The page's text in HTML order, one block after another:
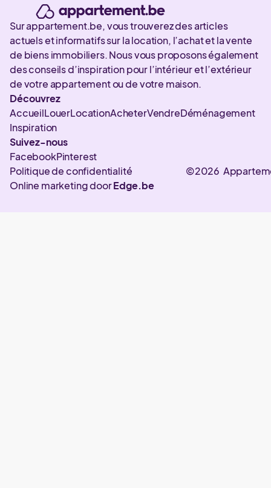
Sur appartement.be, vous trouverez des articles
actuels et informatifs sur la location, l’achat et la vente
de biens immobiliers. Nous vous proposons également
des conseils d’inspiration pour l’intérieur et l’extérieur
de votre appartement ou de votre maison.
Découvrez
AccueilLouerLocationAcheterVendreDéménagement
Inspiration
Suivez-nous
FacebookPinterest
©2026
Politique de confidentialité
Online marketing doorEdge.be